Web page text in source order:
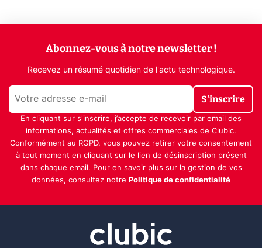
Abonnez-vous à notre newsletter !
Recevez un résumé quotidien de l'actu technologique.
S'inscrire
En cliquant sur s'inscrire, j’accepte de recevoir par email des
informations, actualités et offres commerciales de Clubic.
Conformément au RGPD, vous pouvez retirer votre consentement
à tout moment en cliquant sur le lien de désinscription présent
dans chaque email. Pour en savoir plus sur la gestion de vos
données, consultez notre Politique de confidentialité